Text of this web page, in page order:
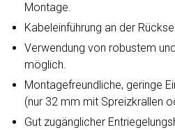
Montage.
Kabeleinführung an der
Verwendung von robustem
möglich.
Montagefreundliche, geringe
(nur 32 mm mit Spreizkrallen
Gut zugänglicher